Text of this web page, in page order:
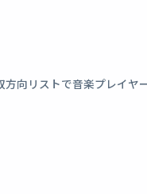
向リストで音楽プレイヤ